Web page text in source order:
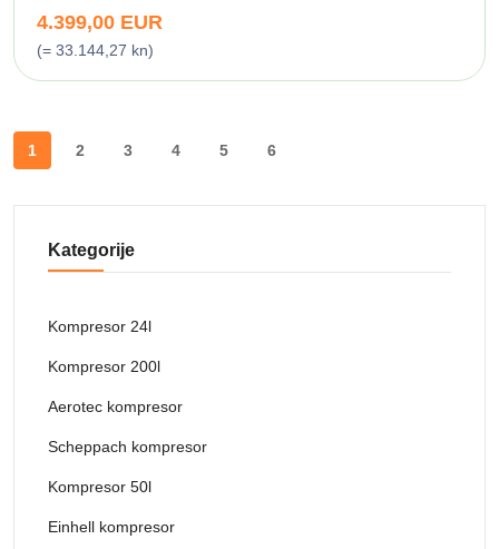
4.399,00 EUR
(= 33.144,27 kn)
1 2 3 4 5 6
Kategorije
Kompresor 24l
Kompresor 200l
Aerotec kompresor
Scheppach kompresor
Kompresor 50l
Einhell kompresor